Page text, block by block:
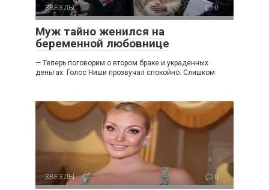
ЗВЕЗДЫ 0
Муж тайно женился на
беременной любовнице
— Теперь поговорим о втором браке и украденных
деньгах. Голос Ниши прозвучал спокойно. Слишком
ЗВЕЗДЫ 0